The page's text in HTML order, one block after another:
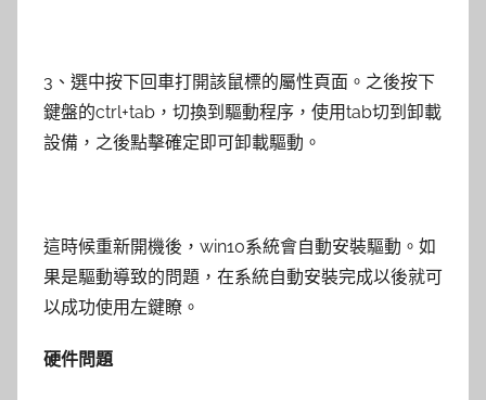
3、選中按下回車打開該鼠標的屬性頁面。之後按下
鍵盤的ctrl+tab，切換到驅動程序，使用tab切到卸載
設備，之後點擊確定即可卸載驅動。
這時候重新開機後，win10系統會自動安裝驅動。如
果是驅動導致的問題，在系統自動安裝完成以後就可
以成功使用左鍵瞭。
硬件問題